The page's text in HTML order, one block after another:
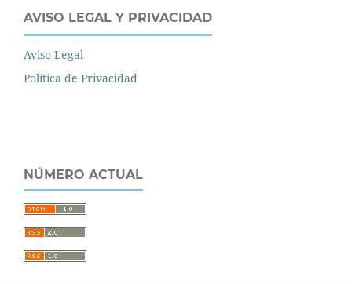
AVISO LEGAL Y PRIVACIDAD
Aviso Legal
Política de Privacidad
NÚMERO ACTUAL